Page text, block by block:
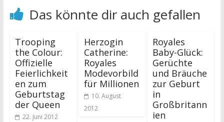
Das könnte dir auch gefallen
Trooping
the Colour:
Offizielle
Feierlichkeit
en zum
Geburtstag
der Queen
22. Juni 2012
Herzogin
Catherine:
Royales
Modevorbild
für Millionen
10. August
2012
Royales
Baby-Glück:
Gerüchte
und Bräuche
zur Geburt
in
Großbritann
ien